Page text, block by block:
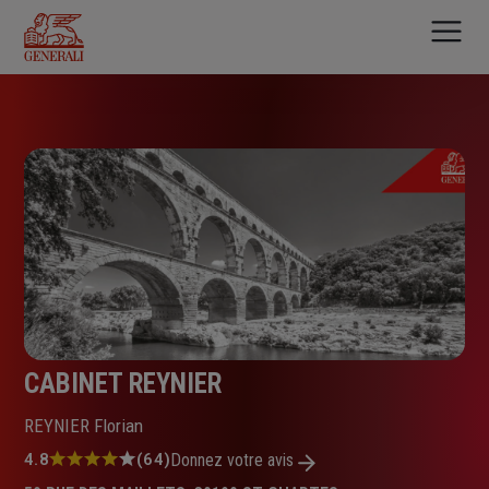
contenu
principal
CABINET REYNIER
REYNIER Florian
Note
4.8 (64)Donnez votre avis